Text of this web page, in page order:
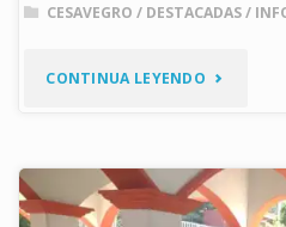
CESAVEGRO / DESTACADAS/
CONTINUA LEYENDO
Y